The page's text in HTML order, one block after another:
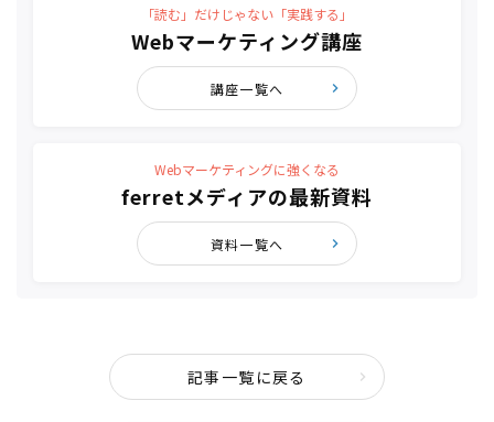
「読む」だけじゃない「実践する」
Webマーケティング講座
講座一覧へ
Webマーケティングに強くなる
ferretメディアの最新資料
資料一覧へ
記事一覧に戻る